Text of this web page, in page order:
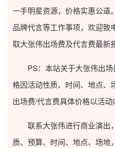
一手明星资源，价格实惠公道
品牌代言等工作事项，欢迎
取大张伟出场费及代言费最新
PS：本站关于大张伟出场
格因活动性质、时间、地点、
出场费/代言费具体价格以活动
联系大张伟进行商业演出
质、预算、时间、地点、场地